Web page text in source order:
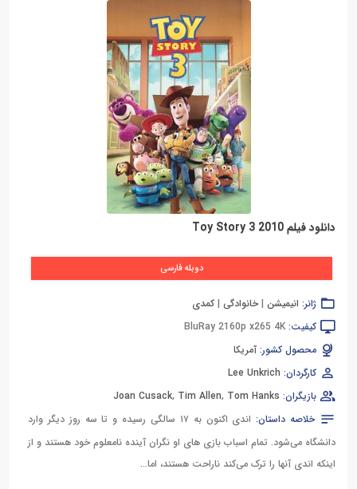
دانلود فیلم Toy Story 3 2010
دوبله فارسی
ژانر: انیمیشن | خانوادگی | کمدی
کیفیت: BluRay 2160p x265 4K
محصول کشور: آمریکا
کارگردان: Lee Unkrich
بازیگران:
Joan Cusack, Tim Allen, Tom Hanks
خلاصه داستان:
اندی اکنون به ۱۷ سالگی رسیده و تا سه روز دیگر وارد
دانشگاه می‌شود. تمام اسباب‌ بازی های او نگران آینده نامعلوم خود هستند و از
اینکه اندی آنها را ترک می‌کند ناراحت هستند، اما...